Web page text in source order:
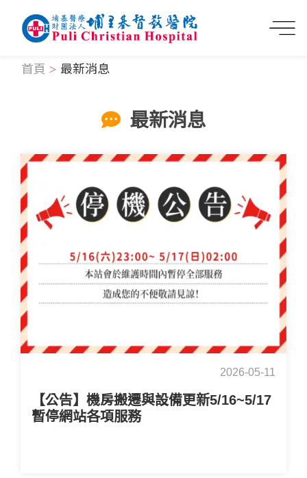
首頁 最新消息
最新消息
2026-05-11
【公告】機房搬遷與設備更新5/16~5/17
暫停網站各項服務